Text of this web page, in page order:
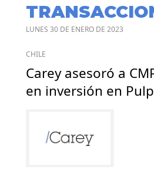
LUNES 30 DE ENERO DE 2023
CHILE
Carey asesoró a
en inversión en